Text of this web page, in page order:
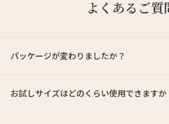
よくあるご質
パッケージが変わりましたか？
お試しサイズはどのくらい使用できますか